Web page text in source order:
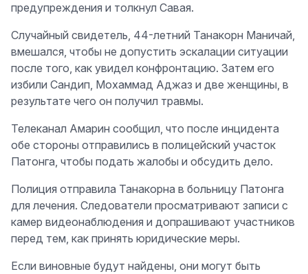
предупреждения и толкнул Савая.
Случайный свидетель, 44-летний Танакорн Маничай,
вмешался, чтобы не допустить эскалации ситуации
после того, как увидел конфронтацию. Затем его
избили Сандип, Мохаммад Аджаз и две женщины, в
результате чего он получил травмы.
Телеканал Амарин сообщил, что после инцидента
обе стороны отправились в полицейский участок
Патонга, чтобы подать жалобы и обсудить дело.
Полиция отправила Танакорна в больницу Патонга
для лечения. Следователи просматривают записи с
камер видеонаблюдения и допрашивают участников
перед тем, как принять юридические меры.
Если виновные будут найдены, они могут быть